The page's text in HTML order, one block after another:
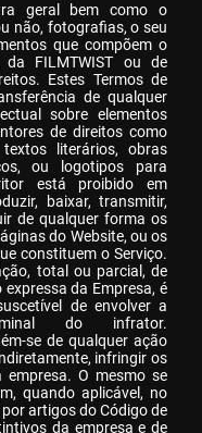
geral bem como o
não, fotografias, o seu
que compõem o
da FILMTWIST ou de
Estes Termos de
de qualquer
sobre elementos
de direitos como
literários, obras
ou logotipos para
está proibido em
baixar, transmitir,
de qualquer forma os
do Website, ou os
constituem o Serviço.
total ou parcial, de
da Empresa, é
de envolver a
do infrator.
se de qualquer ação
infringir os
empresa. O mesmo se
quando aplicável, no
artigos do Código de
da empresa e de